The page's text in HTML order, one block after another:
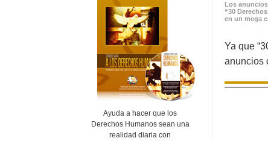
Los
“30
en un mega
Ya que
anuncios
Ayuda a hacer que los
Derechos Humanos sean una
realidad diaria con